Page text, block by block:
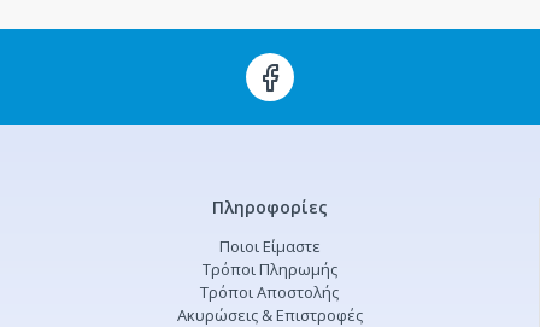
Πληροφορίες
Ποιοι Είμαστε
Τρόποι Πληρωμής
Τρόποι Αποστολής
Ακυρώσεις & Επιστροφές